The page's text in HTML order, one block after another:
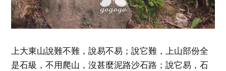
上大東山說難不難，說易不易；說它難，上山部份全
是石級，不用爬山，沒甚麼泥路沙石路；說它易，石